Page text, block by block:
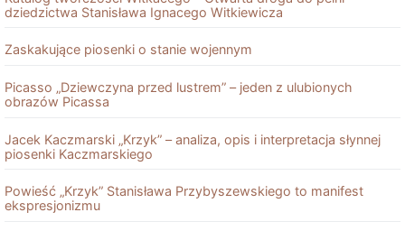
dziedzictwa Stanisława Ignacego Witkiewicza
Zaskakujące piosenki o stanie wojennym
Picasso „Dziewczyna przed lustrem” – jeden z ulubionych
obrazów Picassa
Jacek Kaczmarski „Krzyk” – analiza, opis i interpretacja słynnej
piosenki Kaczmarskiego
Powieść „Krzyk” Stanisława Przybyszewskiego to manifest
ekspresjonizmu